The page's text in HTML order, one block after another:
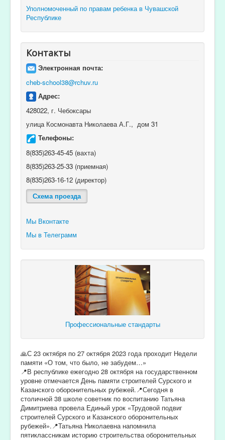
Уполномоченный по правам ребенка в Чувашской
Республике
Контакты
Электронная почта:
cheb-school38@rchuv.ru
Адрес:
428022, г. Чебоксары
улица Космонавта Николаева А.Г., дом 31
Телефоны:
8(835)263-45-45 (вахта)
8(835)263-25-33 (приемная)
8(835)263-16-12 (директор)
Схема проезда
Мы Вконтакте
Мы в Телеграмм
Профессиональные стандарты
🙏С 23 октября по 27 октября 2023 года проходит Недели
памяти «О том, что было, не забудем…»
📍В республике ежегодно 28 октября на государственном
уровне отмечается День памяти строителей Сурского и
Казанского оборонительных рубежей.📍Сегодня в
столичной 38 школе советник по воспитанию Татьяна
Димитриева провела Единый урок «Трудовой подвиг
строителей Сурского и Казанского оборонительных
рубежей».📍Татьяна Николаевна напомнила
пятиклассникам историю строительства оборонительных